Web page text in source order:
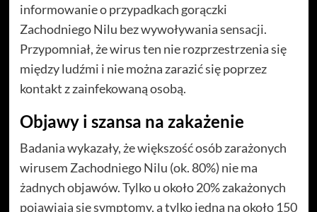
informowanie o przypadkach gorączki
Zachodniego Nilu bez wywoływania sensacji.
Przypomniał, że wirus ten nie rozprzestrzenia się
między ludźmi i nie można zarazić się poprzez
kontakt z zainfekowaną osobą.
Objawy i szansa na zakażenie
Badania wykazały, że większość osób zarażonych
wirusem Zachodniego Nilu (ok. 80%) nie ma
żadnych objawów. Tylko u około 20% zakażonych
pojawiają się symptomy, a tylko jedna na około 150